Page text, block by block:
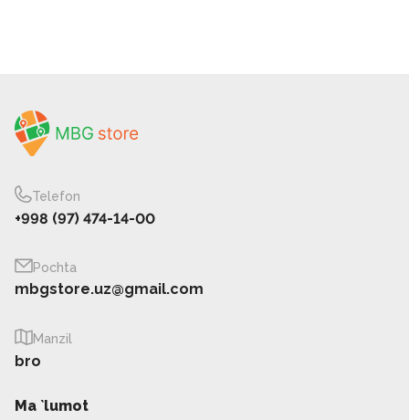
Telefon
+998 (97) 474-14-00
Pochta
mbgstore.uz@gmail.com
Manzil
bro
Ma `lumot